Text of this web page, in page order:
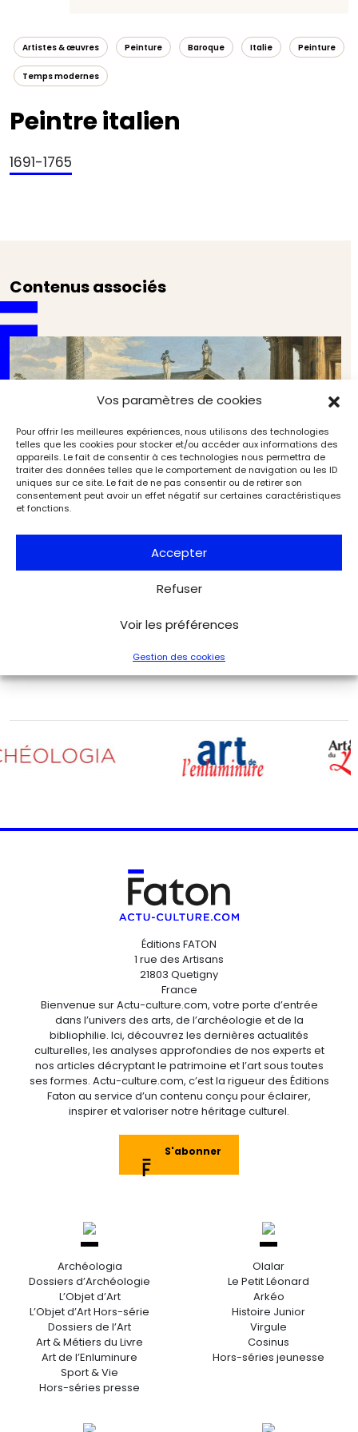
Vos paramètres de cookies
Pour offrir les meilleures expériences, nous utilisons des technologies
telles que les cookies pour stocker et/ou accéder aux informations des
appareils. Le fait de consentir à ces technologies nous permettra de
traiter des données telles que le comportement de navigation ou les ID
uniques sur ce site. Le fait de ne pas consentir ou de retirer son
consentement peut avoir un effet négatif sur certaines caractéristiques
et fonctions.
Accepter
Refuser
Voir les préférences
Gestion des cookies
Artistes & œuvres Peinture Baroque Italie Peinture
Temps modernes
Peintre italien
1691-1765
Contenus associés
Adjugés peinture ancienne : les œuvres qui ont fait
monter les enchères en octobre et novembre
Éditions FATON
1 rue des Artisans
21803 Quetigny
France
Bienvenue sur Actu-culture.com, votre porte d’entrée
dans l’univers des arts, de l’archéologie et de la
bibliophilie. Ici, découvrez les dernières actualités
culturelles, les analyses approfondies de nos experts et
nos articles décryptant le patrimoine et l’art sous toutes
ses formes. Actu-culture.com, c’est la rigueur des Éditions
Faton au service d’un contenu conçu pour éclairer,
inspirer et valoriser notre héritage culturel.
S'abonner
Archéologia
Dossiers d’Archéologie
L’Objet d’Art
L’Objet d’Art Hors-série
Dossiers de l’Art
Art & Métiers du Livre
Art de l’Enluminure
Sport & Vie
Hors-séries presse
Olalar
Le Petit Léonard
Arkéo
Histoire Junior
Virgule
Cosinus
Hors-séries jeunesse